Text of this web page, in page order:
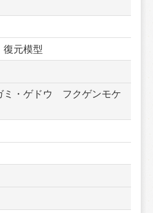
復元模型
・ゲドウ　フクゲンモケ